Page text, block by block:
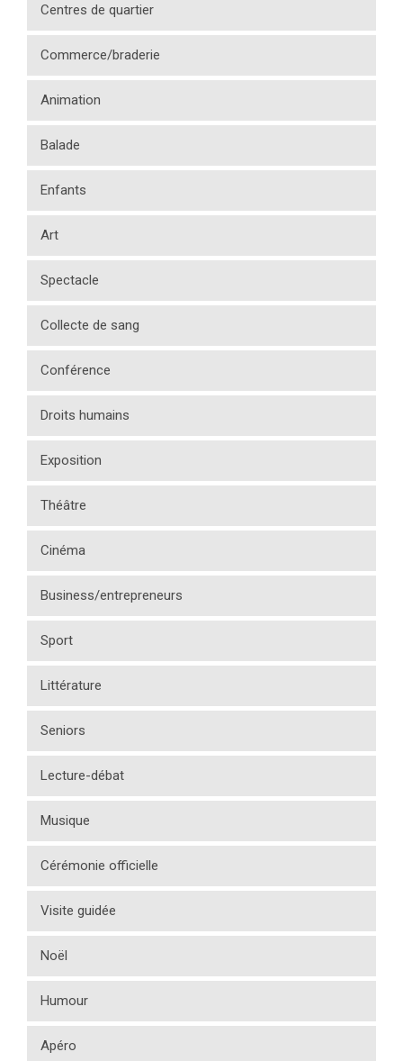
Centres de quartier
Commerce/braderie
Animation
Balade
Enfants
Art
Spectacle
Collecte de sang
Conférence
Droits humains
Exposition
Théâtre
Cinéma
Business/entrepreneurs
Sport
Littérature
Seniors
Lecture-débat
Musique
Cérémonie officielle
Visite guidée
Noël
Humour
Apéro